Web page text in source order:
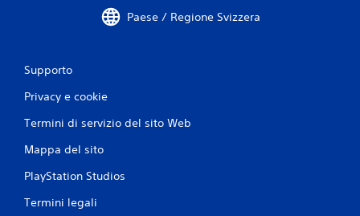
Paese / Regione Svizzera
Supporto
Privacy e cookie
Termini di servizio del sito Web
Mappa del sito
PlayStation Studios
Termini legali